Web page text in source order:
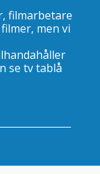
filmarbetare
men vi
se tv tablå